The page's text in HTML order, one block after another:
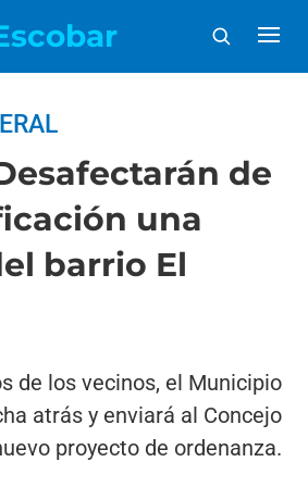
de
una
barrio El
de los vecinos, el Municipio
atrás y enviará al Concejo
proyecto de ordenanza.